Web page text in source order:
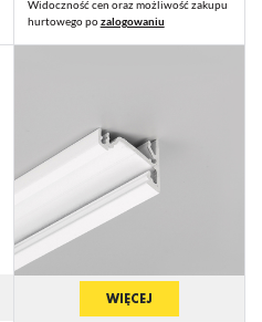
Widoczność cen oraz możliwość zakupu
hurtowego pozalogowaniu
WIĘCEJ